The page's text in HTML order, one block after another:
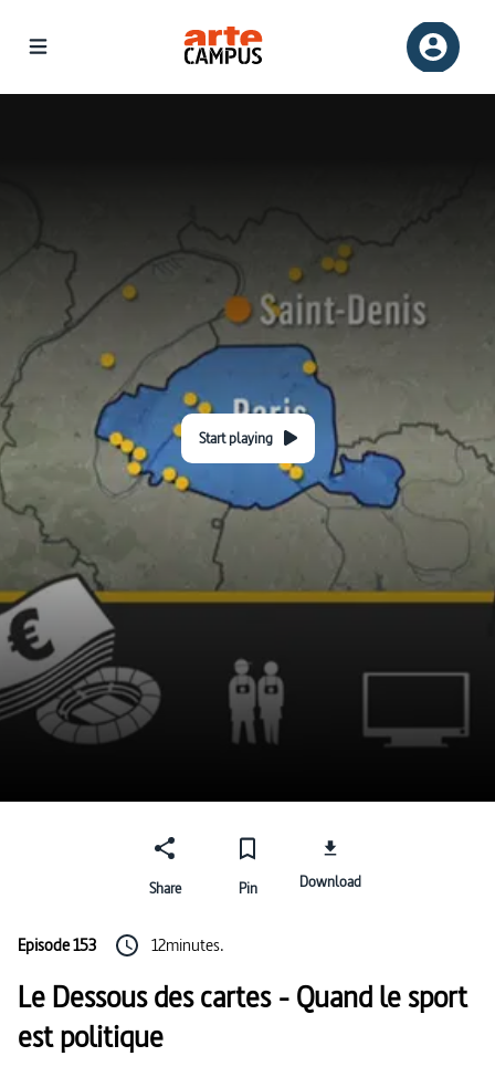
Start playing
Share Pin Download
Episode 153 12minutes.
Le Dessous des cartes - Quand le sport
est politique